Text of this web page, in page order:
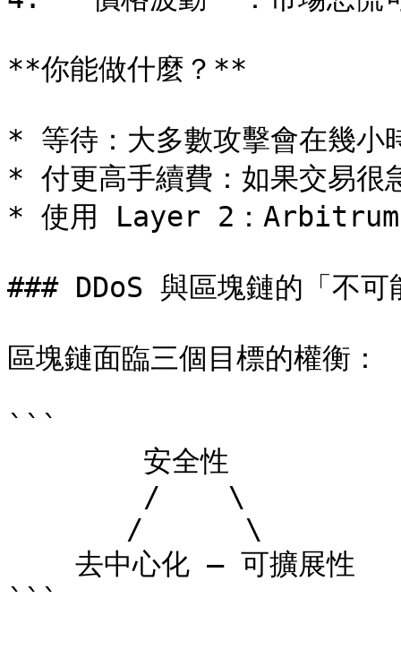
**你能做什麼？**
* 等待：大多數攻擊會在幾小
* 付更高手續費：如果交易很
* 使用 Layer 2：Arbitrum
### DDoS 與區塊鏈的「不可
區塊鏈面臨三個目標的權衡：
```
```